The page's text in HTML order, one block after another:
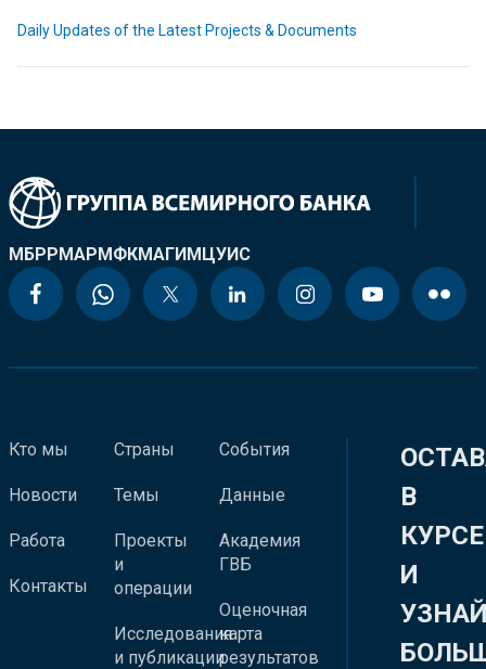
Daily Updates of the Latest Projects & Documents
МБРРМАРМФКМАГИМЦУИС
Кто мы
Новости
Работа
Контакты
Страны
Темы
Проекты
и
операции
Исследования
и публикации
События
Данные
Академия
ГВБ
Оценочная
карта
результатов
В
КУРСЕ
И